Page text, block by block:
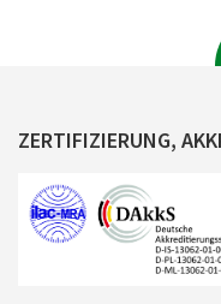
ZERTIFIZIERUNG,